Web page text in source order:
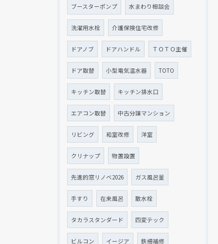
ブースターポンプ 水まわり相談会
洗濯用水栓 介護保険住宅改修
ドアノブ ドアハンドル ＴＯＴＯ主催
ドア取替 小型電気温水器 TOTO
キッチン取替 キッチン排水口
エアコン取替 中古分譲マンション
リビング 和室改修 洋室
クリナップ 物置設置
先進的窓リノベ2026 ガス風呂釜
手すり 在来風呂 散水栓
タカラスタンダード 四変テック
ビルコン イージア 鉄柵補修